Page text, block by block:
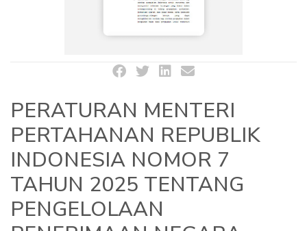
PERATURAN MENTERI
PERTAHANAN REPUBLIK
INDONESIA NOMOR 7
TAHUN 2025 TENTANG
PENGELOLAAN